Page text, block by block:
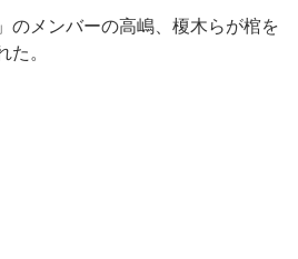
メンバーの高嶋、榎木らが棺を
た。